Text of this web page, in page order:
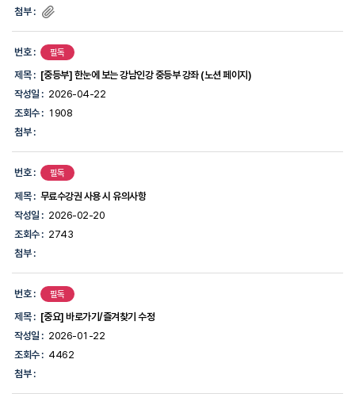
첨부 :
번호 : 필독
제목 : [중등부] 한눈에 보는 강남인강 중등부 강좌 (노션 페이지)
작성일 : 2026-04-22
조회수 : 1908
첨부 :
번호 : 필독
제목 : 무료수강권 사용 시 유의사항
작성일 : 2026-02-20
조회수 : 2743
첨부 :
번호 : 필독
제목 : [중요] 바로가기/즐겨찾기 수정
작성일 : 2026-01-22
조회수 : 4462
첨부 :